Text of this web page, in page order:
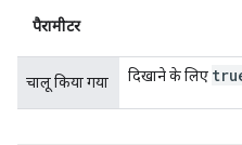
पैरामीटर
चालू किया गया दिखाने के लिए